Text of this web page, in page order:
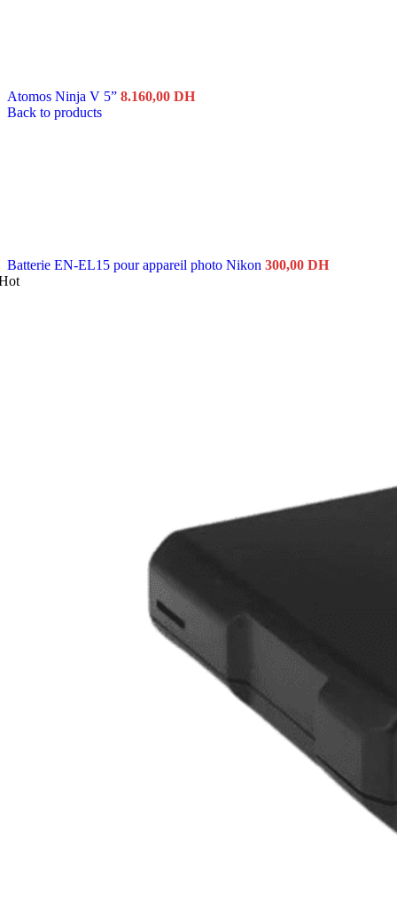
Atomos Ninja V 5” 8.160,00 DH
Back to products
Batterie EN-EL15 pour appareil photo Nikon 300,00 DH